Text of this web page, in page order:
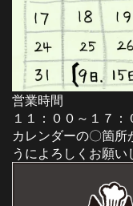
営業時間
１１：００～１７：
カレンダーの〇箇
うによろしくお願い